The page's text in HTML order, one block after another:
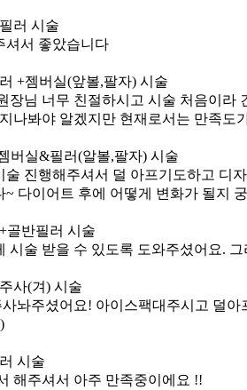
러 시술
셔서 좋았습니다
+젬버실(앞볼,팔자) 시술
장님 너무 친절하시고 시술 처음이
나봐야 알겠지만 현재로서는 만족도
버실&필러(알볼,팔자) 시술
술 진행해주셔서 덜 아프기도하고 디
~ 다이어트 후에 어떻게 변화가 될지
골반필러 시술
시술 받을 수 있도록 도와주셨어요.
사(겨) 시술
놔주셨어요! 아이스팩대주시고 덜
시술
해주셔서 아주 만족중이에요 !!